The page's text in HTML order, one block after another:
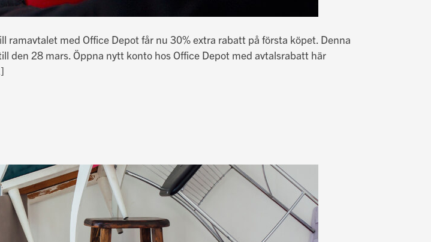
med Office Depot får nu 30% extra rabatt på första köpet. Denna
den 28 mars. Öppna nytt konto hos Office Depot med avtalsrabatt här